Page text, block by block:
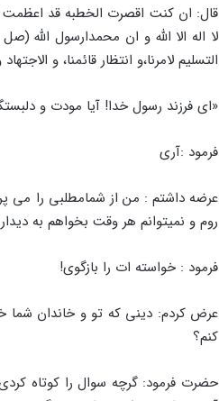
قال: ان کنت اقصرت الخطبه قد اعظمت
لا اله الا الله و ان محمدارسول الله (صل
التسلیم لامرنا،و انتظار قائمنا، و
«ای فرزند رسول خدا! آیا مودت و
فرمود :آری
عرضه داشتم : من از شمامطلبی را می
روم و نمیتوانم هر وقت بخواهم به
فرمود : خواسته ات را بازگوی!
عرض کردم: دینی که تو و خاندان شما
کنم؟
حضرت فرمود: گرچه سوال را کوتاه